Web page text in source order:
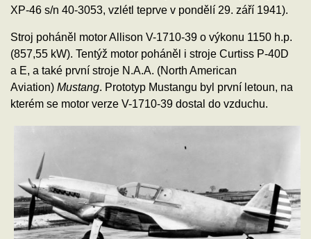
XP-46 s/n 40-3053, vzlétl teprve v pondělí 29. září 1941).
Stroj poháněl motor Allison V-1710-39 o výkonu 1150 h.p.
(857,55 kW). Tentýž motor poháněl i stroje Curtiss P-40D
a E, a také první stroje N.A.A. (North American
Aviation) Mustang. Prototyp Mustangu byl první letoun, na
kterém se motor verze V-1710-39 dostal do vzduchu.